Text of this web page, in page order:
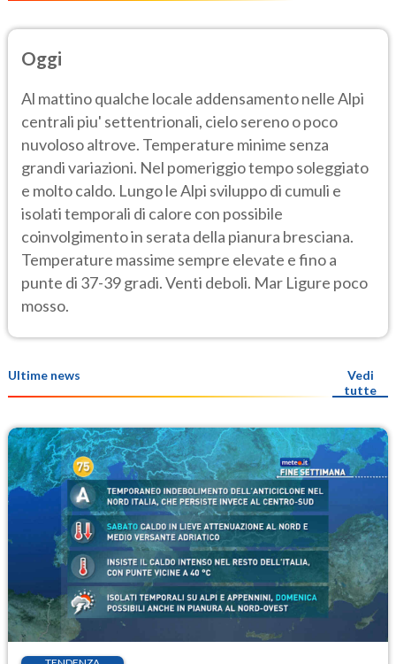
Oggi
Al mattino qualche locale addensamento nelle Alpi
centrali piu' settentrionali, cielo sereno o poco
nuvoloso altrove. Temperature minime senza
grandi variazioni. Nel pomeriggio tempo soleggiato
e molto caldo. Lungo le Alpi sviluppo di cumuli e
isolati temporali di calore con possibile
coinvolgimento in serata della pianura bresciana.
Temperature massime sempre elevate e fino a
punte di 37-39 gradi. Venti deboli. Mar Ligure poco
mosso.
Ultime news
Vedi
tutte